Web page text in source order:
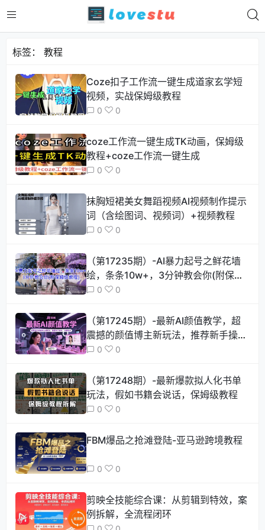
标签： 教程
Coze扣子工作流一键生成道家玄学短
视频，实战保姆级教程
0 0
coze工作流一键生成TK动画，保姆级
教程+coze工作流一键生成
0 0
抹胸短裙美女舞蹈视频AI视频制作提示
词（含绘图词、视频词）+视频教程
0 0
（第17235期）-AI暴力起号之鲜花墙
绘，条条10w+，3分钟教会你(附保姆
级教程)
0 0
（第17245期）-最新AI颜值教学，超
震撼的颜值博主新玩法，推荐新手操
作，流量稳定
0 0
（第17248期）-最新爆款拟人化书单
玩法，假如书籍会说话，保姆级教程
0 0
FBM爆品之抢滩登陆-亚马逊跨境教程
0 0
剪映全技能综合课：从剪辑到特效，案
例拆解，全流程闭环